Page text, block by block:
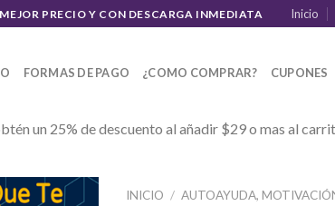
PRECIO Y CON DESCARGA INMEDIATA Inicio
FORMAS DE PAGO ¿COMO COMPRAR? CUPONES
un 25% de descuento al añadir $29 o mas al
INICIO / AUTOAYUDA,